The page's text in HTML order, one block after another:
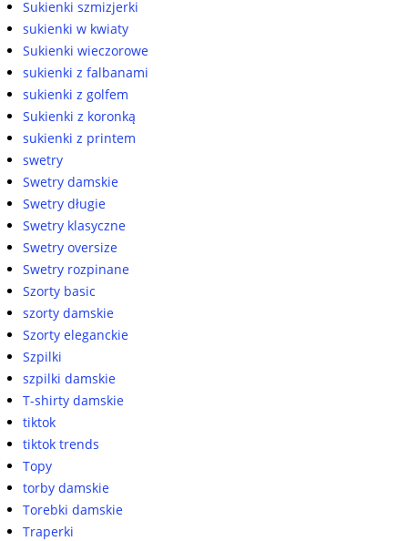
Sukienki szmizjerki
sukienki w kwiaty
Sukienki wieczorowe
sukienki z falbanami
sukienki z golfem
Sukienki z koronką
sukienki z printem
swetry
Swetry damskie
Swetry długie
Swetry klasyczne
Swetry oversize
Swetry rozpinane
Szorty basic
szorty damskie
Szorty eleganckie
Szpilki
szpilki damskie
T-shirty damskie
tiktok
tiktok trends
Topy
torby damskie
Torebki damskie
Traperki